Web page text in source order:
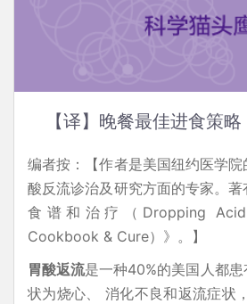
【译】晚餐最佳进食策略
编者按：【作者是美国纽约医学
酸反流诊治及研究方面的专家。
食谱和治疗（Dropping
Cookbook & Cure）》。】
胃酸返流是一种40%的美国人都
状为烧心、 消化不良和返流症状